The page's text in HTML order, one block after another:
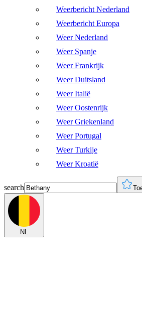
Weerbericht Nederland
Weerbericht Europa
Weer Nederland
Weer Spanje
Weer Frankrijk
Weer Duitsland
Weer Italië
Weer Oostenrijk
Weer Griekenland
Weer Portugal
Weer Turkije
Weer Kroatië
search
NL